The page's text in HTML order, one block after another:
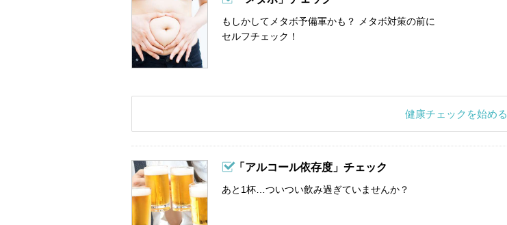
もしかしてメタボ予備軍かも？ メタボ対策の前に
セルフチェック！
健康チェックを始める
「アルコール依存度」チェック
あと1杯…ついつい飲み過ぎていませんか？